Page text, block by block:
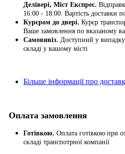
Делівері, Міст Експрес.
16:00 - 18:00. Вартість доставки
Курєром до двері. Курєр
Ваше замовлення по вказаному
Самовивіз. Доступний у
складі у вашому місті
Більше інформації про
Оплата замовлення
Готівкою. Оплата готівкою при
складі транспотрної компанії